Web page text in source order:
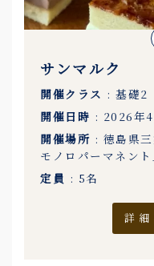
サンマルク
開催クラス : 基礎2
開催日時 : 2026年
開催場所 : 徳島県
モノロパーマネン
定員 : 5名
詳